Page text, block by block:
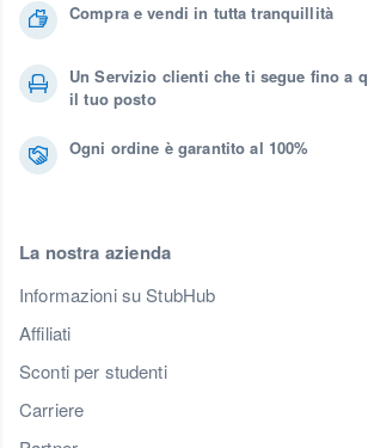
Compra e vendi in tutta tranquillità
Un Servizio clienti che ti segue fino a
il tuo posto
Ogni ordine è garantito al 100%
La nostra azienda
Informazioni su StubHub
Affiliati
Sconti per studenti
Carriere